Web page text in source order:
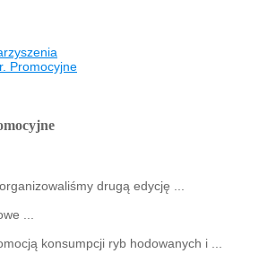
Promocyjne
drugą edycję ...
...
konsumpcji ryb hodowanych i ...